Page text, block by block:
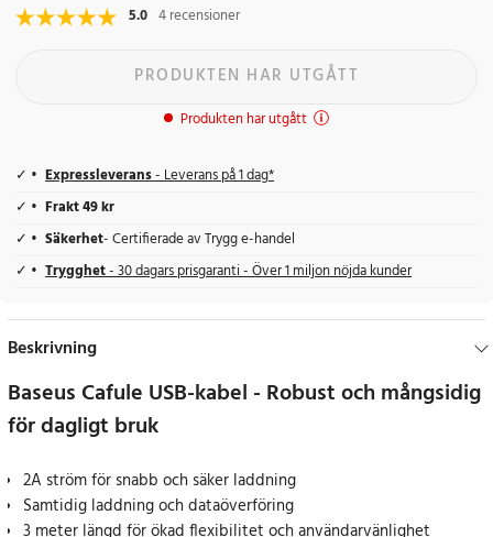
5.0 4 recensioner
PRODUKTEN HAR UTGÅTT
Produkten har utgått
Expressleverans- Leverans på 1 dag*
Frakt 49 kr
Säkerhet- Certifierade av Trygg e-handel
Trygghet- 30 dagars prisgaranti - Över 1 miljon nöjda kunder
Beskrivning
Baseus Cafule USB-kabel - Robust och mångsidig
för dagligt bruk
2A ström för snabb och säker laddning
Samtidig laddning och dataöverföring
3 meter längd för ökad flexibilitet och användarvänlighet